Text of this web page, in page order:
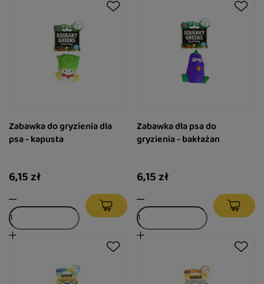
Zabawka do gryzienia dla
psa - kapusta
6,15 zł
Zabawka dla psa do
gryzienia - bakłażan
6,15 zł